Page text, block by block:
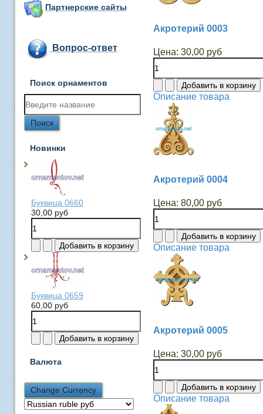
Партнерские сайты
Вопрос-ответ
Поиск орнаментов
Новинки
Буквица 0660
30,00 руб
Буквица 0659
60,00 руб
Валюта
Акротерий 0003
Цена: 30,00 руб
Описание товара
Акротерий 0004
Цена: 80,00 руб
Описание товара
Акротерий 0005
Цена: 30,00 руб
Описание товара